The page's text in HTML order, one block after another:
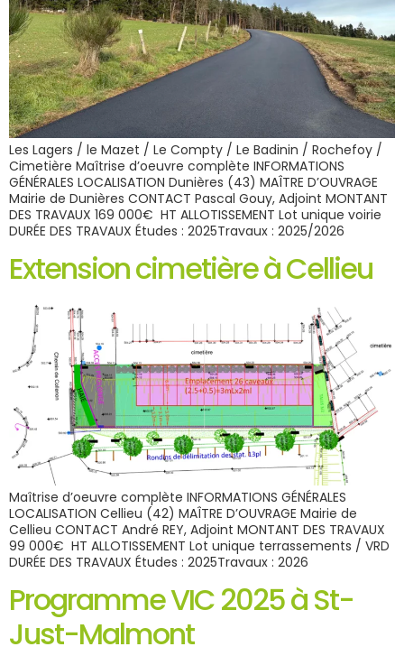
Les Lagers / le Mazet / Le Compty / Le Badinin / Rochefoy /
Cimetière Maîtrise d’oeuvre complète INFORMATIONS
GÉNÉRALES LOCALISATION Dunières (43) MAÎTRE D’OUVRAGE
Mairie de Dunières CONTACT Pascal Gouy, Adjoint MONTANT
DES TRAVAUX 169 000€ HT ALLOTISSEMENT Lot unique voirie
DURÉE DES TRAVAUX Études : 2025Travaux : 2025/2026
Extension cimetière à Cellieu
Maîtrise d’oeuvre complète INFORMATIONS GÉNÉRALES
LOCALISATION Cellieu (42) MAÎTRE D’OUVRAGE Mairie de
Cellieu CONTACT André REY, Adjoint MONTANT DES TRAVAUX
99 000€ HT ALLOTISSEMENT Lot unique terrassements / VRD
DURÉE DES TRAVAUX Études : 2025Travaux : 2026
Programme VIC 2025 à St-
Just-Malmont